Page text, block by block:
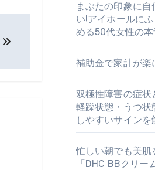
まぶたの印象に自
い!アイホールに
める50代女性の本
補助金で家計が楽
双極性障害の症状
軽躁状態・うつ状
しやすいサインを
忙しい朝でも美肌
「DHC BBクリー